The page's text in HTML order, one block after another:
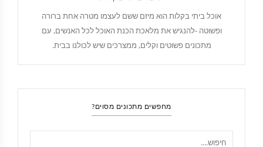
אוכל ביתי בקלות הוא מיזם ששם לעצמו מטרה אחת ברורה
ופשוטה -להנגיש את מלאכת הכנת האוכל לכל האנשים, עם
מתכונים פשוטים וקלים, ממצרכים שיש לכולנו בבית.
מחפשים מתכונים מסוים?